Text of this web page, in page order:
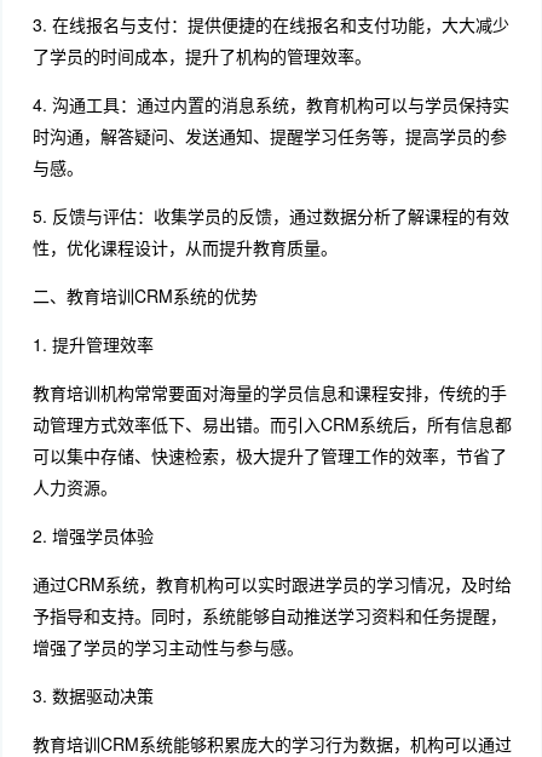
3. 在线报名与支付：提供便捷的在线报名和支付功能，大大减少
了学员的时间成本，提升了机构的管理效率。
4. 沟通工具：通过内置的消息系统，教育机构可以与学员保持实
时沟通，解答疑问、发送通知、提醒学习任务等，提高学员的参
与感。
5. 反馈与评估：收集学员的反馈，通过数据分析了解课程的有效
性，优化课程设计，从而提升教育质量。
二、教育培训CRM系统的优势
1. 提升管理效率
教育培训机构常常要面对海量的学员信息和课程安排，传统的手
动管理方式效率低下、易出错。而引入CRM系统后，所有信息都
可以集中存储、快速检索，极大提升了管理工作的效率，节省了
人力资源。
2. 增强学员体验
通过CRM系统，教育机构可以实时跟进学员的学习情况，及时给
予指导和支持。同时，系统能够自动推送学习资料和任务提醒，
增强了学员的学习主动性与参与感。
3. 数据驱动决策
教育培训CRM系统能够积累庞大的学习行为数据，机构可以通过